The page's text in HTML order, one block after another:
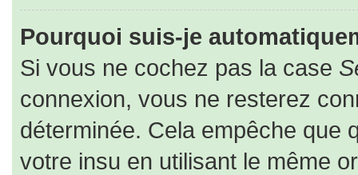
Pourquoi suis-je
Si vous ne cochez pas la case
connexion, vous ne resterez
déterminée. Cela empêche que
votre insu en utilisant le même